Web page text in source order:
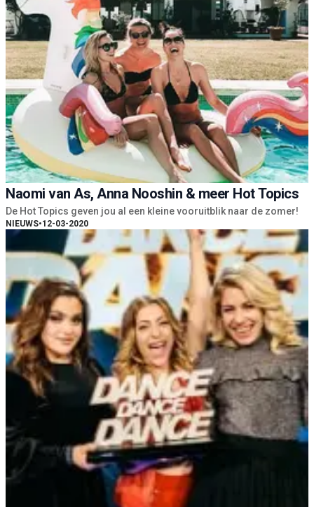
Naomi van As, Anna Nooshin & meer Hot Topics
De Hot Topics geven jou al een kleine vooruitblik naar de zomer!
NIEUWS•12-03-2020